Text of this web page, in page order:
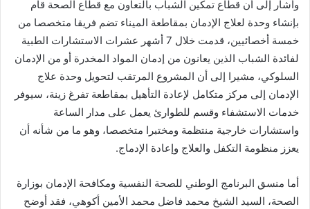
وأشار إلى أن قطاع تمكين الشباب بالتعاون مع قطاع الصحة قام
بإنشاء وحدة لعلاج الإدمان بمقاطعة الميناء تضم فريقا متخصصا من
خمسة أخصائيين، قدمت خلال 7 أشهر عشرات الاستشارات الطبية
لفائدة الشباب الذين يعانون من إدمان المواد المخدرة أو من الإدمان
السلوكي، مشيرا إلى أن المشروع المرتقب لتحويل وحدة علاج
الإدمان إلى مركز متكامل لإعادة التأهيل بمقاطعة تفرغ زينة، سيوفر
خدمات الاستشفاء وقسم للطوارئ يعمل على مدار الساعة
واستشارات خارجية منتظمة ومختبرا متخصصا، وهو ما من شأنه أن
يعزز منظومة التكفل والعلاج وإعادة الإدماج.
أما منسق البرنامج الوطني للصحة النفسية ومكافحة الإدمان بوزارة
الصحة، السيد الشيخ محمد فاضل محمد الأمين أكوهي، فقد أوضح